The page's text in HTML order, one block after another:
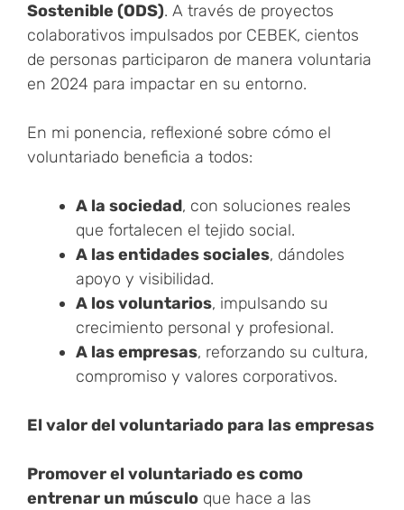
Sostenible (ODS). A través de proyectos
colaborativos impulsados por CEBEK, cientos
de personas participaron de manera voluntaria
en 2024 para impactar en su entorno.
En mi ponencia, reflexioné sobre cómo el
voluntariado beneficia a todos:
A la sociedad, con soluciones reales
que fortalecen el tejido social.
A las entidades sociales, dándoles
apoyo y visibilidad.
A los voluntarios, impulsando su
crecimiento personal y profesional.
A las empresas, reforzando su cultura,
compromiso y valores corporativos.
El valor del voluntariado para las empresas
Promover el voluntariado es como
entrenar un músculo que hace a las